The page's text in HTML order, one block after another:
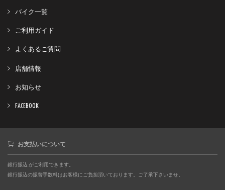
バイク一覧
ご利用ガイド
よくあるご質問
店舗情報
お知らせ
FACEBOOK
お支払いについて
銀行振込 がご利用できます。
銀行振込の振替手数料はお客様にご負担頂いております。ご了承下さいませ。